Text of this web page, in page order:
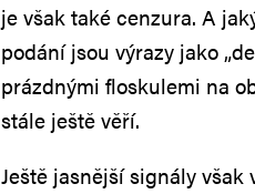
je však také cenzura. A
podání jsou výrazy jako
prázdnými floskulemi na
stále ještě věří.
Ještě jasnější signály